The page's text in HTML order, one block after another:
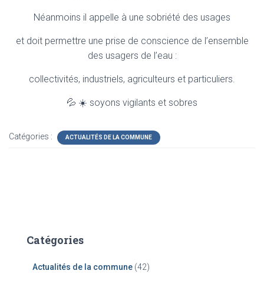
Néanmoins il appelle à une sobriété des usages
et doit permettre une prise de conscience de l’ensemble
des usagers de l’eau :
collectivités, industriels, agriculteurs et particuliers.
💦 ☀️ soyons vigilants et sobres
Catégories : ACTUALITÉS DE LA COMMUNE
Catégories
Actualités de la commune (42)